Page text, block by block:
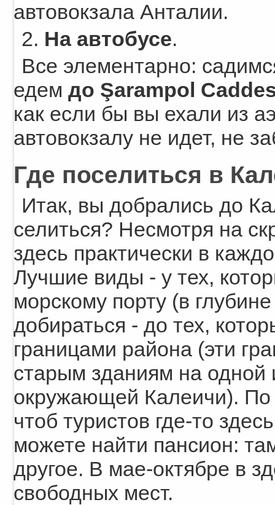
автовокзала Анталии.
2. На автобусе.
Все элементарно:
едем до Şarampol
как если бы вы ехали из
автовокзалу не идет, не
Где поселиться в
Итак, вы добрались до
селиться? Несмотря на
здесь практически в
Лучшие виды - у тех,
морскому порту (в
добираться - до тех,
границами района (эти
старым зданиям на одной
окружающей Калеичи). По
чтоб туристов где-то
можете найти пансион:
другое. В мае-октябре в
свободных мест.